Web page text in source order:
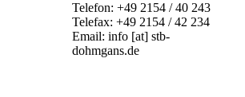
Telefon: +49 2154 / 40 243
Telefax: +49 2154 / 42 234
Email: info [at] stb-
dohmgans.de